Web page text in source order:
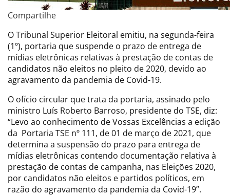
Compartilhe
O Tribunal Superior Eleitoral emitiu, na segunda-feira
(1º), portaria que suspende o prazo de entrega de
mídias eletrônicas relativas à prestação de contas de
candidatos não eleitos no pleito de 2020, devido ao
agravamento da pandemia de Covid-19.
O ofício circular que trata da portaria, assinado pelo
ministro Luís Roberto Barroso, presidente do TSE, diz:
“Levo ao conhecimento de Vossas Excelências a edição
da Portaria TSE nº 111, de 01 de março de 2021, que
determina a suspensão do prazo para entrega de
mídias eletrônicas contendo documentação relativa à
prestação de contas de campanha, nas Eleições 2020,
por candidatos não eleitos e partidos políticos, em
razão do agravamento da pandemia da Covid-19”.